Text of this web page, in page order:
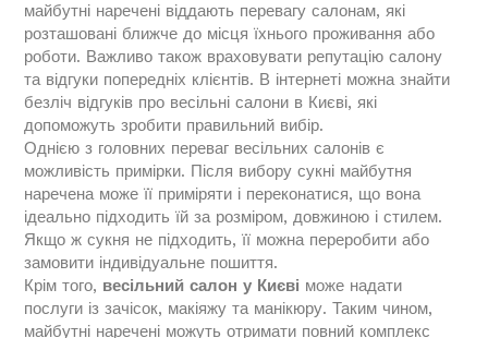
майбутні наречені віддають перевагу салонам, які
розташовані ближче до місця їхнього проживання або
роботи. Важливо також враховувати репутацію салону
та відгуки попередніх клієнтів. В інтернеті можна знайти
безліч відгуків про весільні салони в Києві, які
допоможуть зробити правильний вибір.
Однією з головних переваг весільних салонів є
можливість примірки. Після вибору сукні майбутня
наречена може її приміряти і переконатися, що вона
ідеально підходить їй за розміром, довжиною і стилем.
Якщо ж сукня не підходить, її можна переробити або
замовити індивідуальне пошиття.
Крім того, весільний салон у Києві може надати
послуги із зачісок, макіяжу та манікюру. Таким чином,
майбутні наречені можуть отримати повний комплекс